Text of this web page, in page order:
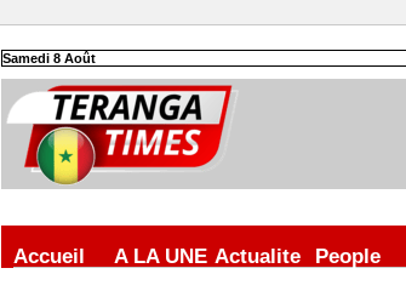
Samedi 8 Août
Accueil A LA UNE Actualite People